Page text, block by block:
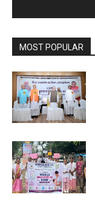
MOST POPULAR